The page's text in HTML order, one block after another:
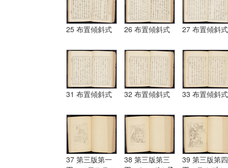
25 布置傾斜式 26 布置傾斜式 27 布置傾斜式
31 布置傾斜式 32 布置傾斜式 33 布置傾斜式
37 第三版第一
38 第三版第三
39 第三版第四